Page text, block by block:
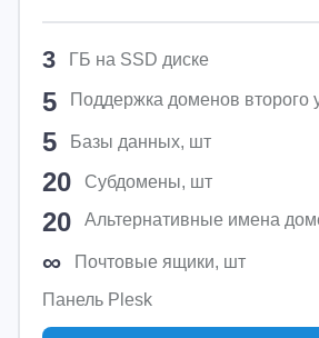
3 ГБ на SSD диске
5 Поддержка доменов второго
5 Базы данных, шт
20 Субдомены, шт
20 Альтернативные имена
∞
Почтовые ящики, шт
Панель Plesk